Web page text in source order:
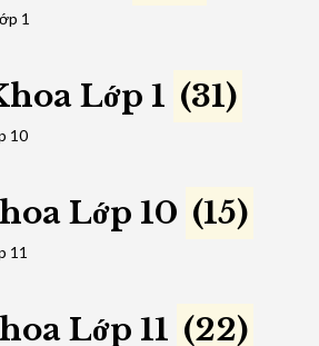
Lớp 1 (31)
Lớp 10 (15)
Lớp 11 (22)